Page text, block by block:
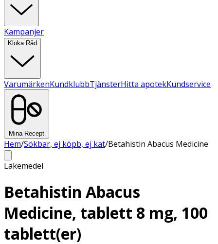
Kampanjer
Kloka Råd
VarumärkenKundklubbTjänsterHitta apotekKundservice
Mina Recept
Hem/Sökbar, ej köpb, ej kat/Betahistin Abacus Medicine
Läkemedel
Betahistin Abacus
Medicine, tablett 8 mg, 100
tablett(er)